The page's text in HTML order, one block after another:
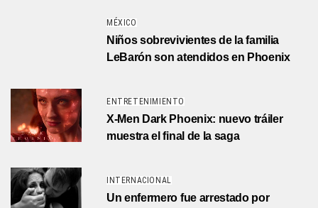
MÉXICO
Niños sobrevivientes de la familia
LeBarón son atendidos en Phoenix
ENTRETENIMIENTO
X-Men Dark Phoenix: nuevo tráiler
muestra el final de la saga
INTERNACIONAL
Un enfermero fue arrestado por